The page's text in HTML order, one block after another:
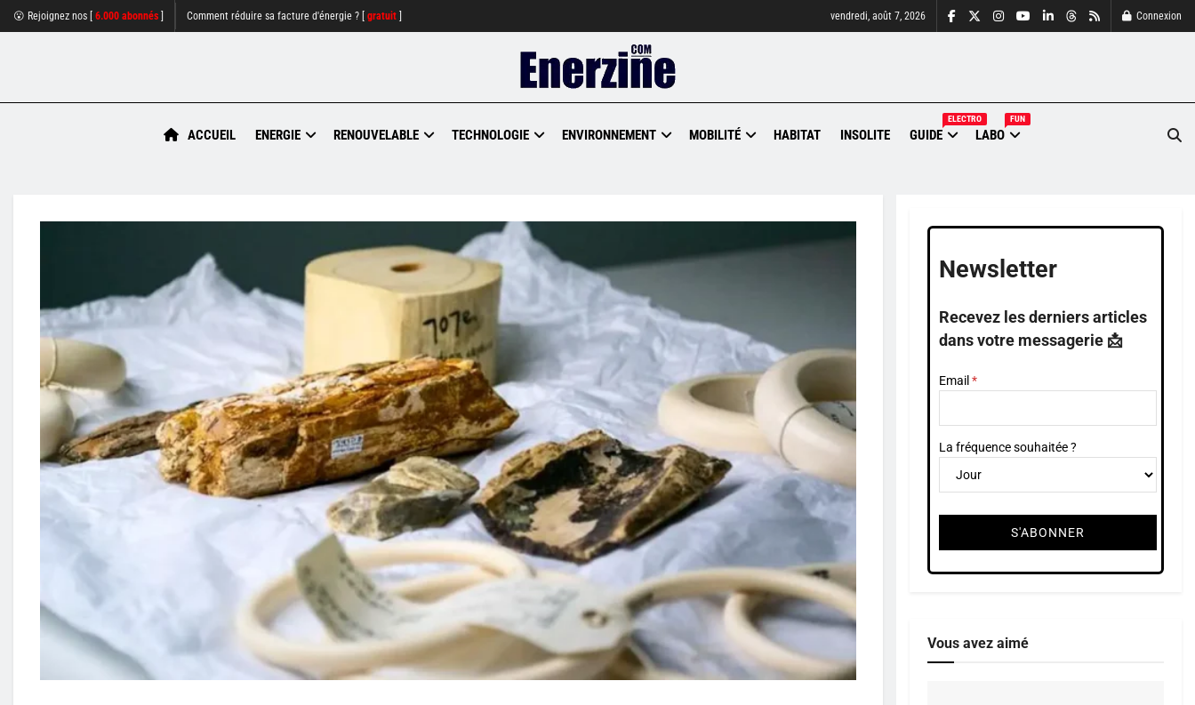
😮 Rejoignez nos [ 6.000 abonnés Comment réduire sa facture d'énergie ? [ gratuit vendredi, août 7, 2026 Connexion
ACCUEIL ENERGIE RENOUVELABLE TECHNOLOGIE ENVIRONNEMENT MOBILITÉ HABITAT INSOLITE GUIDE
ELECTRO
LABO
FUN
Newsletter
Recevez les derniers articles
dans votre messagerie 📩
Email
La fréquence souhaitée ?
Vous avez aimé